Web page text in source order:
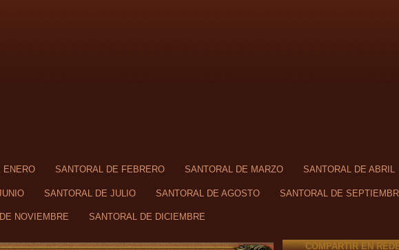
ENERO SANTORAL DE FEBRERO SANTORAL DE MARZO SANTORAL DE ABRIL
SANTORAL DE JULIO SANTORAL DE AGOSTO SANTORAL DE
NOVIEMBRE SANTORAL DE DICIEMBRE
COMPARTIR EN